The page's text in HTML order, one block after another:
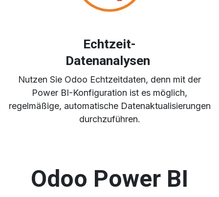
Echtzeit-
Datenanalysen
Nutzen Sie Odoo Echtzeitdaten, denn mit der
Power BI-Konfiguration ist es möglich,
regelmäßige, automatische Datenaktualisierungen
durchzuführen.
Odoo Power BI